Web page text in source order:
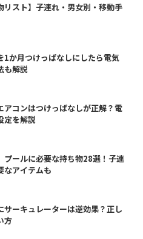
リスト】子連れ・男女別・移動手
1か月つけっぱなしにしたら電気
も解説
アコンはつけっぱなしが正解？電
定を解説
プールに必要な持ち物28選！子連
なアイテムも
サーキュレーターは逆効果？正し
方